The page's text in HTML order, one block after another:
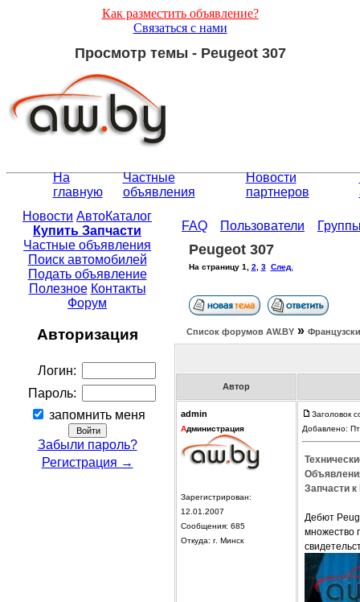
Как разместить объявление?
Связаться с нами
Просмотр темы - Peugeot 307
На
главную
Частные
объявления
Новости
партнеров
Новости АвтоКаталог
Купить Запчасти
Частные объявления
Поиск автомобилей
Подать объявление
Полезное Контакты
Форум
Авторизация
Логин:
Пароль:
запомнить меня
Забыли пароль?
Регистрация →
FAQ Пользователи
Peugeot 307
На страницу 1 2 3 След.
Список форумов АW.BY »
Автор
admin
Администрация
Зарегистрирован:
12.01.2007
Сообщения: 685
Откуда: г. Минск
Заголовок
Добавлено:
Запчасти к
Дебют
множество